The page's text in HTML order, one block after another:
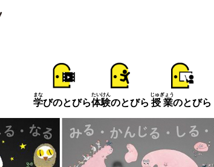
学
まな
びのとびら体験
たいけん
のとびら 授業
じゅぎょう
のとびら